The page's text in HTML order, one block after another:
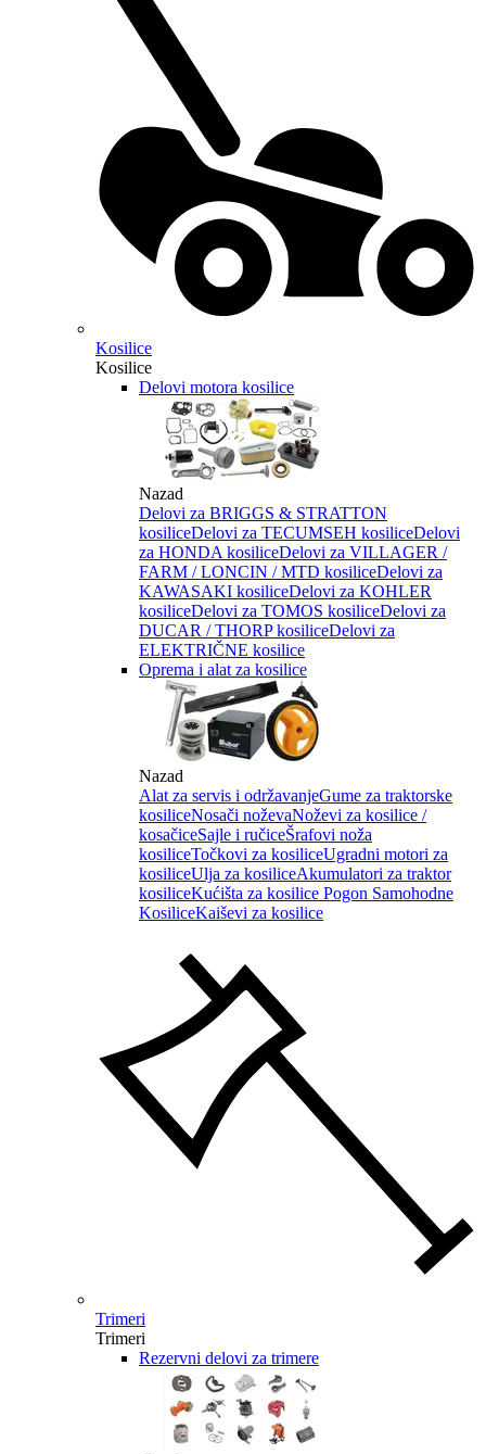
Kosilice
Kosilice
Delovi motora kosilice
Nazad
Delovi za BRIGGS & STRATTON
kosiliceDelovi za TECUMSEH kosiliceDelovi
za HONDA kosiliceDelovi za VILLAGER /
FARM / LONCIN / MTD kosiliceDelovi za
KAWASAKI kosiliceDelovi za KOHLER
kosiliceDelovi za TOMOS kosiliceDelovi za
DUCAR / THORP kosiliceDelovi za
ELEKTRIČNE kosilice
Oprema i alat za kosilice
Nazad
Alat za servis i održavanjeGume za traktorske
kosiliceNosači noževaNoževi za kosilice /
kosačiceSajle i ručiceŠrafovi noža
kosiliceTočkovi za kosiliceUgradni motori za
kosiliceUlja za kosiliceAkumulatori za traktor
kosiliceKućišta za kosilice Pogon Samohodne
KosiliceKaiševi za kosilice
Trimeri
Trimeri
Rezervni delovi za trimere